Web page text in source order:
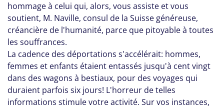
hommage à celui qui, alors, vous assiste et vous
soutient, M. Naville, consul de la Suisse généreuse,
créancière de l'humanité, parce que pitoyable à toutes
les souffrances.
La cadence des déportations s'accélérait: hommes,
femmes et enfants étaient entassés jusqu'à cent vingt
dans des wagons à bestiaux, pour des voyages qui
duraient parfois six jours! L'horreur de telles
informations stimule votre activité. Sur vos instances,